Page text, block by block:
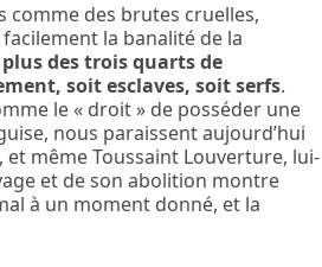
comme des brutes cruelles,
la banalité de la
des trois quarts de
soit esclaves, soit serfs.
le « droit » de posséder une
nous paraissent aujourd’hui
même Toussaint Louverture, lui-
et de son abolition montre
à un moment donné, et la